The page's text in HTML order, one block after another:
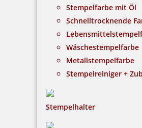
Stempelfarbe mit Öl
Schnelltrocknende
Wäschestempelfarbe
Metallstempelfarbe
Stempelreiniger +
Stempelhalter